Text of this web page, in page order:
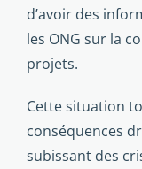
d’avoir des
les ONG sur la
projets.
Cette situation
consé­quences
subissant des